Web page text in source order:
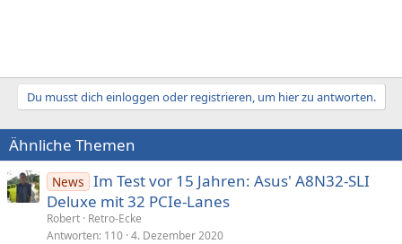
Du musst dich einloggen oder registrieren, um hier zu antworten.
Ähnliche Themen
News Im Test vor 15 Jahren: Asus' A8N32-SLI
Deluxe mit 32 PCIe-Lanes
Robert Retro-Ecke
Antworten 110 4. Dezember 2020